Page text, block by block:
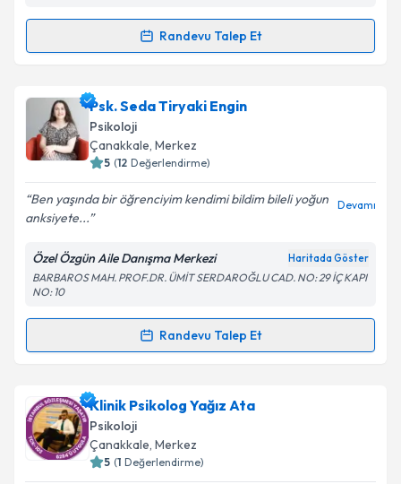
Takvim Talebini Gönder
Randevu Talep Et
Randevu Takvimi Talebi
Uzm. Psk. İpek Örgütiçin randevu takvimi talebi
oluşturun. Size bu uzmandan randevu almanız için bir
takvim hazırlandığında e-posta ile bilgilendireceğiz.
Kişisel verilerimin işlenmesine ilişkin
Aydınlatma
Metni'ni okudum ve kişisel verilerimin belirtilen
Takvim Talebini Gönder
Psk. Seda Tiryaki Engin
Psikoloji
Çanakkale, Merkez
5 (12 Değerlendirme)
Ben yaşında bir öğrenciyim kendimi bildim bileli yoğun
anksiyete...
Devamı
Özel Özgün Aile Danışma Merkezi Haritada Göster
BARBAROS MAH. PROF.DR. ÜMİT SERDAROĞLU CAD. NO: 29 İÇ KAPI
NO: 10
Randevu Talep Et
Randevu Takvimi Talebi
Psk. Seda Tiryaki Enginiçin randevu takvimi talebi
oluşturun. Size bu uzmandan randevu almanız için bir
takvim hazırlandığında e-posta ile bilgilendireceğiz.
Klinik Psikolog Yağız Ata
Psikoloji
Çanakkale, Merkez
5 (1 Değerlendirme)